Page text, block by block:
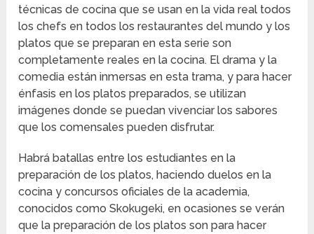
técnicas de cocina que se usan en la vida real todos
los chefs en todos los restaurantes del mundo y los
platos que se preparan en esta serie son
completamente reales en la cocina. El drama y la
comedia están inmersas en esta trama, y para hacer
énfasis en los platos preparados, se utilizan
imágenes donde se puedan vivenciar los sabores
que los comensales pueden disfrutar.
Habrá batallas entre los estudiantes en la
preparación de los platos, haciendo duelos en la
cocina y concursos oficiales de la academia,
conocidos como Skokugeki, en ocasiones se verán
que la preparación de los platos son para hacer